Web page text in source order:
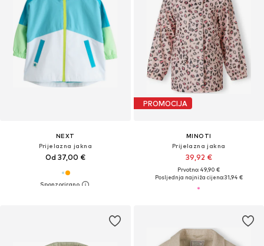
NEXT
Prijelazna jakna
Od 37,00 €
PROMOCIJA
MINOTI
Prijelazna jakna
39,92 €
Prvotno: 49,90 €
Posljednja najniža cijena:31,94 €